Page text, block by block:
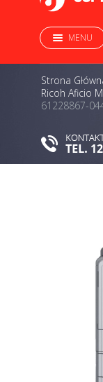
MENU
Strona
Ricoh Aficio
61228867-